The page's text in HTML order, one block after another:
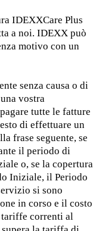
IDEXXCare Plus
a noi. IDEXX può
motivo con un
senza causa o di
vostra
tutte le fatture
di effettuare un
frase seguente, se
il periodo di
o, se la copertura
Iniziale, il Periodo
si sono
in corso e il costo
tariffe correnti al